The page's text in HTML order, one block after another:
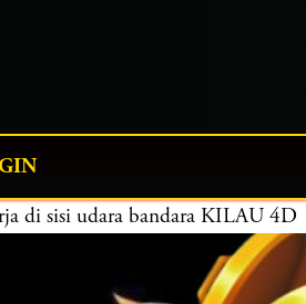
di sisi udara bandara KILAU 4D